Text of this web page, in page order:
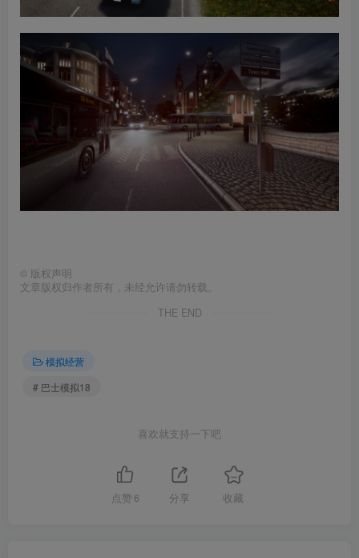
© 版权声明
文章版权归作者所有，未经允许请勿转载。
THE END
模拟经营
# 巴士模拟18
喜欢就支持一下吧
点赞 6 分享 收藏